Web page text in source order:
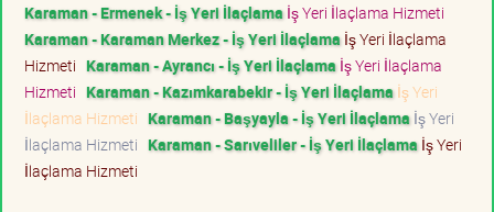
Karaman - Ermenek - İş Yeri İlaçlama İş Yeri İlaçlama Hizmeti
Karaman - Karaman Merkez - İş Yeri İlaçlama İş Yeri İlaçlama
Hizmeti Karaman - Ayrancı - İş Yeri İlaçlama İş Yeri İlaçlama
Hizmeti Karaman - Kazımkarabekir - İş Yeri İlaçlama İş Yeri
İlaçlama Hizmeti Karaman - Başyayla - İş Yeri İlaçlama İş Yeri
İlaçlama Hizmeti Karaman - Sarıveliler - İş Yeri İlaçlama İş Yeri
İlaçlama Hizmeti